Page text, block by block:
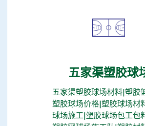
五家渠塑胶球
五家渠塑胶球场材料|塑胶
塑胶球场价格|塑胶球场材
球场施工|塑胶球场包工包